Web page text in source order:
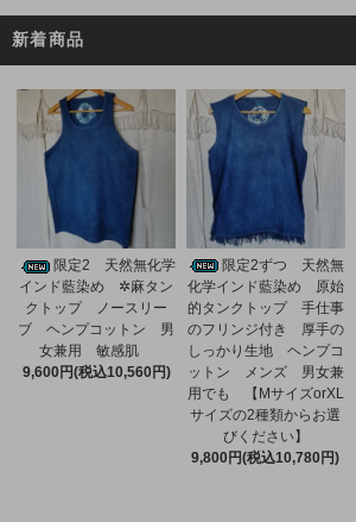
新着商品
限定2 天然無化学
インド藍染め ✲麻タン
クトップ ノースリー
ブ ヘンプコットン 男
女兼用 敏感肌
9,600円(税込10,560円)
限定2ずつ 天然無
化学インド藍染め 原始
的タンクトップ 手仕事
のフリンジ付き 厚手の
しっかり生地 ヘンプコ
ットン メンズ 男女兼
用でも 【MサイズorXL
サイズの2種類からお選
びください】
9,800円(税込10,780円)